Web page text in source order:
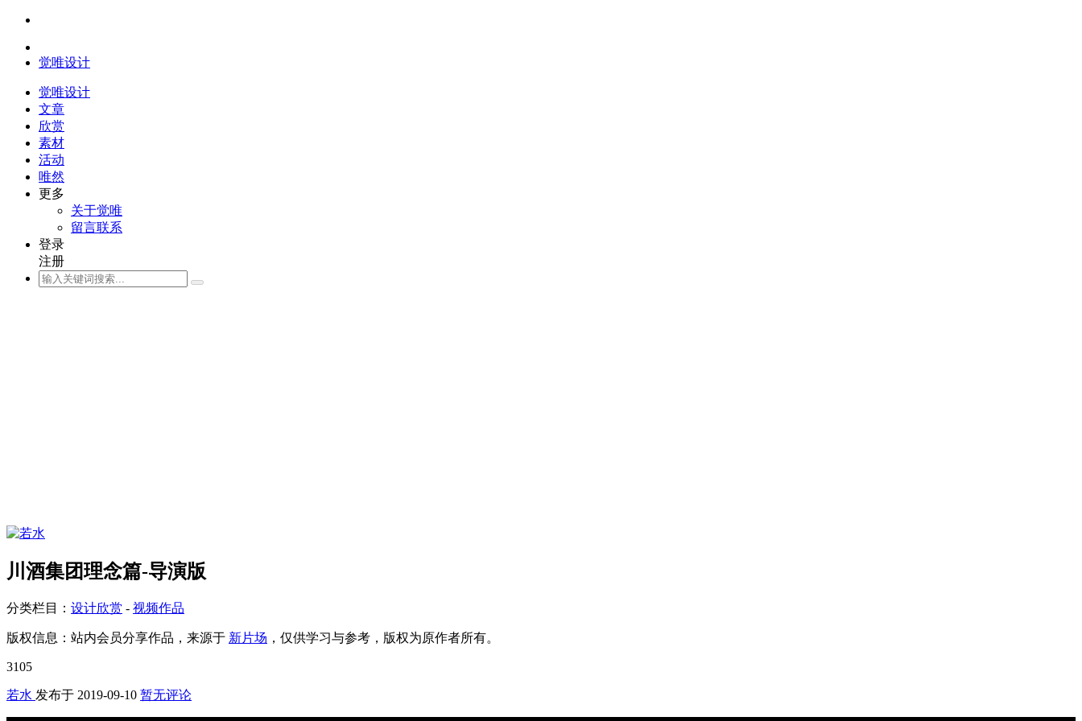
觉唯设计
觉唯设计
文章
欣赏
素材
活动
唯然
更多
关于觉唯
留言联系
登录
注册
川酒集团理念篇-导演版
分类栏目： 设计欣赏 - 视频作品
版权信息： 站内会员分享作品，来源于 新片场 ，仅供学习与参考，版权为原作者所有。
3105
若水 发布于 2019-09-10 暂无评论